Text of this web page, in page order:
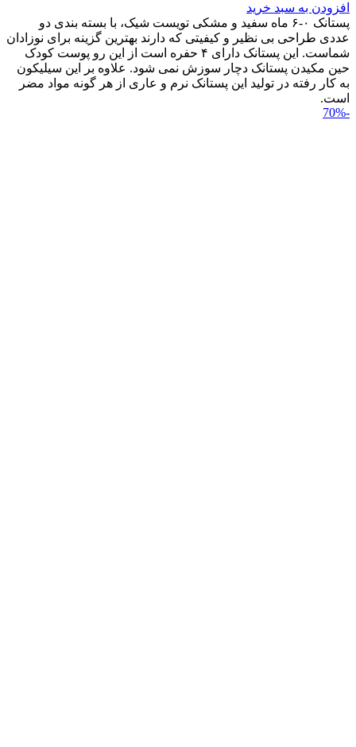
افزودن به سبد خرید
پستانک ۰-۶ ماه سفید و مشکی تویست شیک، با بسته بندی دو
عددی طراحی بی نظیر و کیفیتی که دارند بهترین گزینه برای نوزادان
شماست. این پستانک دارای ۴ حفره است از این رو پوست کودک
حین مکیدن پستانک دچار سوزش نمی شود. علاوه بر این سیلیکون
به کار رفته در تولید این پستانک نرم و عاری از هر گونه مواد مضر
است.
-70%